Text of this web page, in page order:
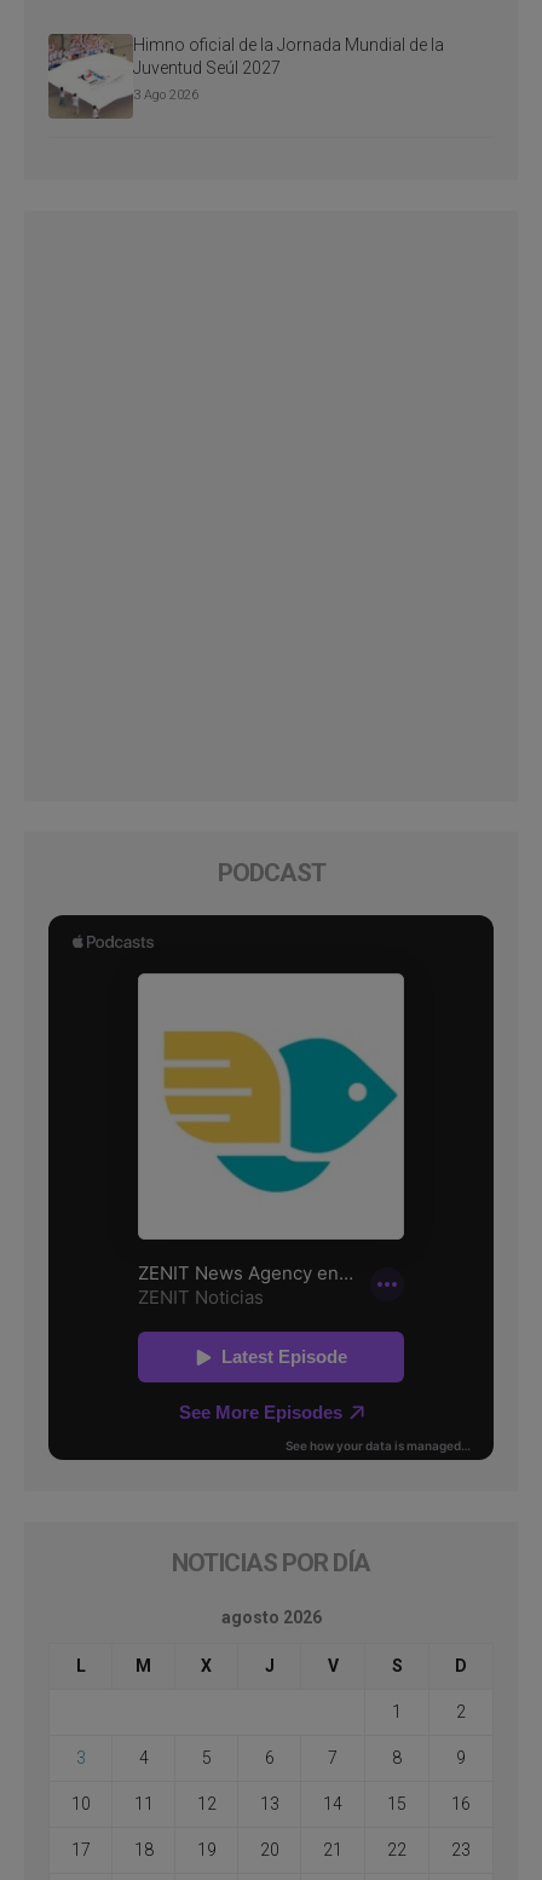
Himno oficial de la Jornada Mundial de la
Juventud Seúl 2027
3 Ago 2026
PODCAST
NOTICIAS POR DÍA
agosto 2026
L M X J V S D
1 2
3 4 5 6 7 8 9
10 11 12 13 14 15 16
17 18 19 20 21 22 23